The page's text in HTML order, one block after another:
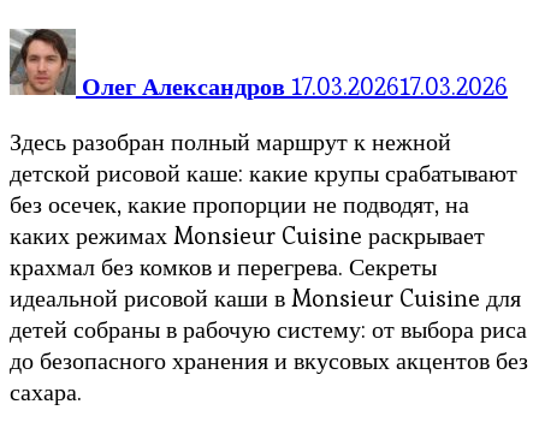
Олег Александров 17.03.202617.03.2026
Здесь разобран полный маршрут к нежной
детской рисовой каше: какие крупы срабатывают
без осечек, какие пропорции не подводят, на
каких режимах Monsieur Cuisine раскрывает
крахмал без комков и перегрева. Секреты
идеальной рисовой каши в Monsieur Cuisine для
детей собраны в рабочую систему: от выбора риса
до безопасного хранения и вкусовых акцентов без
сахара.